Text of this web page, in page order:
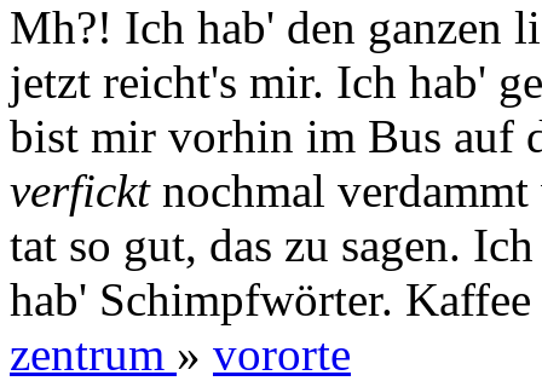
Mh?! Ich hab' den ganzen
jetzt reicht's mir. Ich hab'
bist mir vorhin im Bus auf
verficktnochmal verdammt
tat so gut, das zu sagen.
hab' Schimpfwörter.
zentrum » vororte